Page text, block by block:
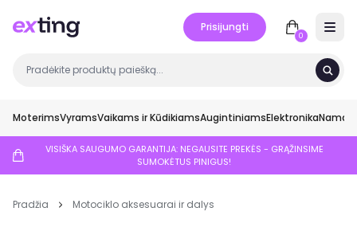
Prisijungti
0
MoterimsVyramsVaikams ir KūdikiamsAugintiniamsElektronikaNamai
VISIŠKA SAUGUMO GARANTIJA: NEGAUSITE PREKĖS - GRĄŽINSIME
SUMOKĖTUS PINIGUS!
Pradžia Motociklo aksesuarai ir dalys